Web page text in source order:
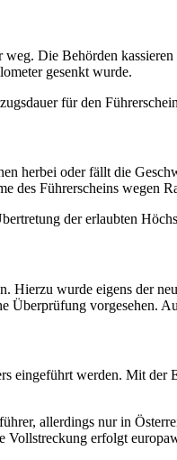
Die Behörden
gesenkt wurde.
für den
herbei oder fällt die
des Führerscheins wegen
der erlaubten
Hierzu wurde eigens der
Überprüfung vorgesehen.
eingeführt werden. Mit
allerdings nur in
Vollstreckung erfolgt